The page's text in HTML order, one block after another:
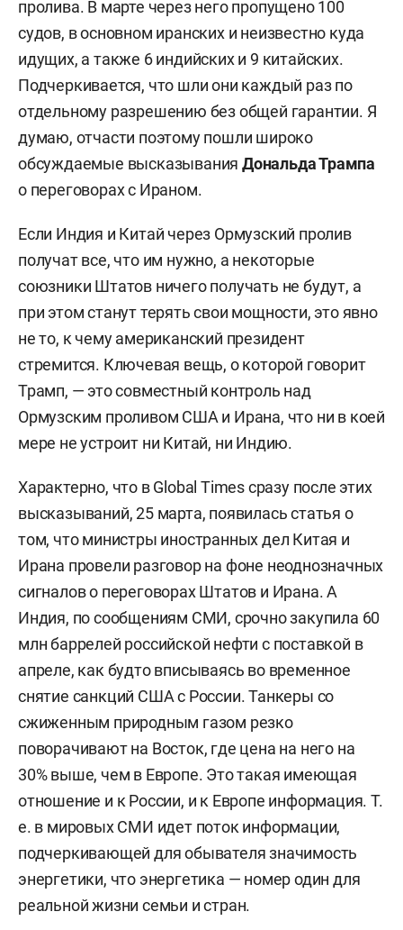
пролива. В марте через него пропущено 100
судов, в основном иранских и неизвестно куда
идущих, а также 6 индийских и 9 китайских.
Подчеркивается, что шли они каждый раз по
отдельному разрешению без общей гарантии. Я
думаю, отчасти поэтому пошли широко
обсуждаемые высказыванияДональда Трампа
о переговорах с Ираном.
Если Индия и Китай через Ормузский пролив
получат все, что им нужно, а некоторые
союзники Штатов ничего получать не будут, а
при этом станут терять свои мощности, это явно
не то, к чему американский президент
стремится. Ключевая вещь, о которой говорит
Трамп, — это совместный контроль над
Ормузским проливом США и Ирана, что ни в коей
мере не устроит ни Китай, ни Индию.
Характерно, что в Globаl Times сразу после этих
высказываний, 25 марта, появилась статья о
том, что министры иностранных дел Китая и
Ирана провели разговор на фоне неоднозначных
сигналов о переговорах Штатов и Ирана. А
Индия, по сообщениям СМИ, срочно закупила 60
млн баррелей российской нефти с поставкой в
апреле, как будто вписываясь во временное
снятие санкций США с России. Танкеры со
сжиженным природным газом резко
поворачивают на Восток, где цена на него на
30% выше, чем в Европе. Это такая имеющая
отношение и к России, и к Европе информация. Т.
е. в мировых СМИ идет поток информации,
подчеркивающей для обывателя значимость
энергетики, что энергетика — номер один для
реальной жизни семьи и стран.